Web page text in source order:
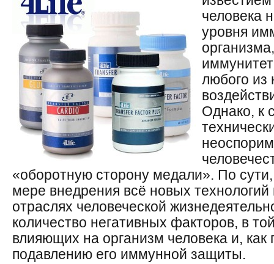
человека
уровня
любого из
Однако, к
«оборотную сторону медали». По
мере внедрения всё новых
отраслях человеческой
количество негативных факторов, в
влияющих на организм человека и, как
подавлению его иммунной защиты.